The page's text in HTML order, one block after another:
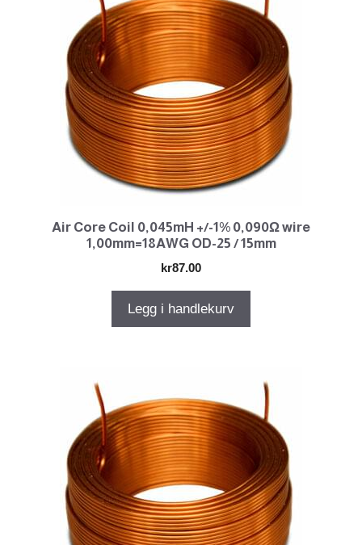
Air Core Coil 0,045mH +/-1% 0,090Ω wire
1,00mm=18AWG OD-25 / 15mm
kr87.00
Legg i handlekurv